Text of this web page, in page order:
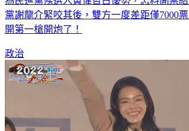
黨謝龍介緊咬其後，雙方一度差距僅7000
開第一槍開炮了！
政治